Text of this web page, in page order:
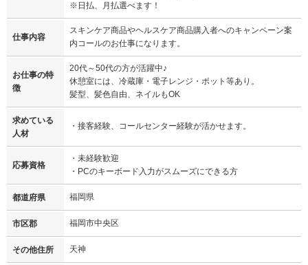
※日払、月払選べます！
仕事内容
スキンケア商品やヘルスケア商品購入者へのキャンペーン案
内コールのお仕事になります。
お仕事の特
徴
20代～50代の方が活躍中♪
休憩室には、冷蔵庫・電子レンジ・ポット等あり。
髪型、髪色自由、ネイルもOK
求めている
人材
・接客経験、コールセンター経験が活かせます。
応募資格
・未経験歓迎
・PCのキーボード入力がスムーズにできる方
都道府県 福岡県
市区郡 福岡市中央区
その他住所 天神